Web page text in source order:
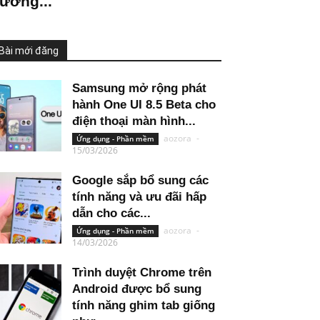
mới đăng
Samsung mở rộng phát
hành One UI 8.5 Beta cho
điện thoại màn hình...
Ứng dụng - Phần mềm aozora -
15/03/2026
Google sắp bổ sung các
tính năng và ưu đãi hấp
dẫn cho các...
Ứng dụng - Phần mềm aozora -
14/03/2026
Trình duyệt Chrome trên
Android được bổ sung
tính năng ghim tab giống